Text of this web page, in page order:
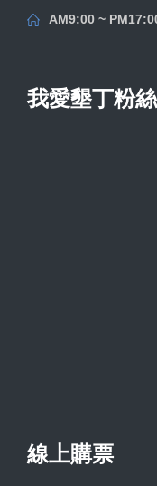
AM9:00 ~
我愛墾丁粉
線上購票